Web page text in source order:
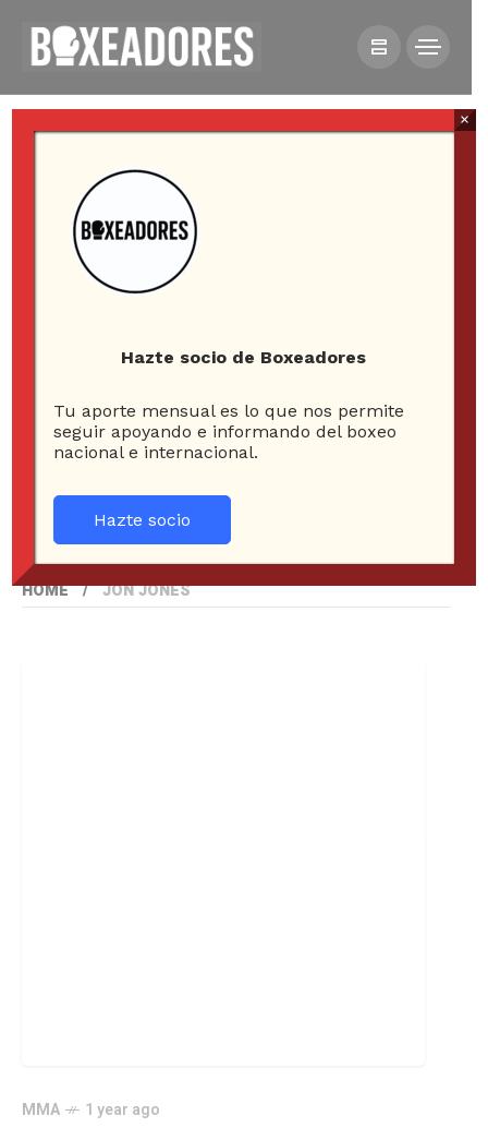
3
HOME JON JONES
MMA 1 year ago
Hazte socio de Boxeadores
Tu aporte mensual es lo que nos permite
seguir apoyando e informando del boxeo
nacional e internacional.
Hazte socio
×